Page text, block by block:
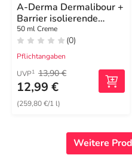
A-Derma Dermalibour +
Barrier isolierende
Creme
50 ml Creme
(0)
Pflichtangaben
UVP1 13,90 €
12,99 €
(259,80 €/1 l)
Weitere